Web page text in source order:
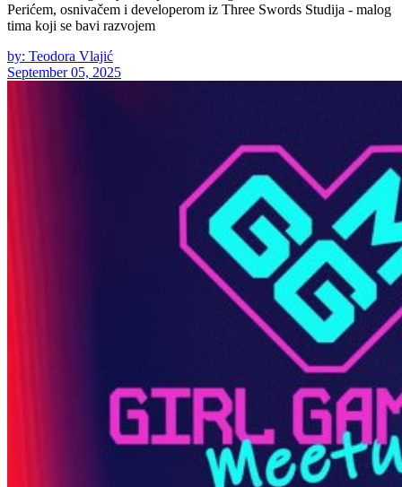
Perićem, osnivačem i developerom iz Three Swords Studija - malog
tima koji se bavi razvojem
by: Teodora Vlajić
September 05, 2025